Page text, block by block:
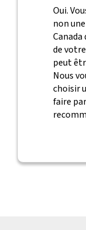
Oui.
non
de
peut
Nous
choisir
faire